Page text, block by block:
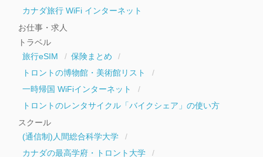
カナダ旅行 WiFi インターネット
お仕事・求人
トラベル
旅行eSIM
保険まとめ
トロントの博物館・美術館リスト
一時帰国 WiFiインターネット
トロントのレンタサイクル「バイクシェア」の使い方
スクール
(通信制)人間総合科学大学
カナダの最高学府・トロント大学